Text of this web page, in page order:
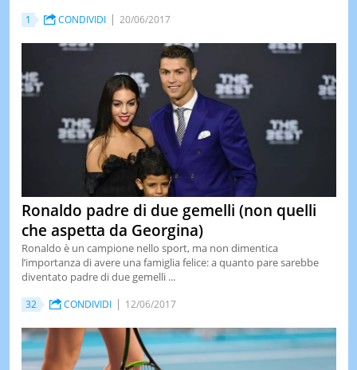
1 CONDIVIDI 20/06/2017
Ronaldo padre di due gemelli (non quelli
che aspetta da Georgina)
Ronaldo è un campione nello sport, ma non dimentica
l’importanza di avere una famiglia felice: a quanto pare sarebbe
diventato padre di due gemelli ...
32 CONDIVIDI 12/06/2017